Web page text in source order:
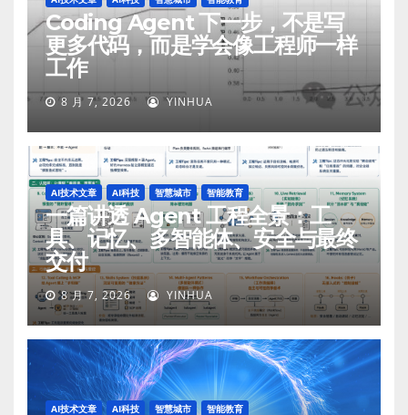
Coding Agent 下一步，不是写
更多代码，而是学会像工程师一样
工作
8 月 7, 2026 YINHUA
AI技术文章 AI科技 智慧城市 智能教育
一篇讲透 Agent 工程全景：工
具、记忆、多智能体、安全与最终
交付
8 月 7, 2026 YINHUA
AI技术文章 AI科技 智慧城市 智能教育